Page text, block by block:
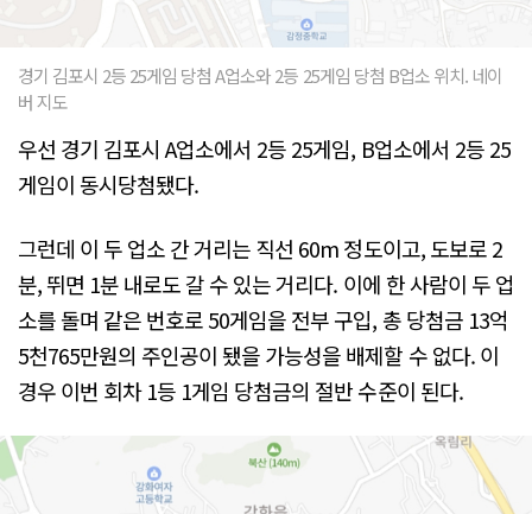
경기 김포시 2등 25게임 당첨 A업소와 2등 25게임 당첨 B업소 위치. 네이
버 지도
우선 경기 김포시 A업소에서 2등 25게임, B업소에서 2등 25
게임이 동시당첨됐다.
그런데 이 두 업소 간 거리는 직선 60m 정도이고, 도보로 2
분, 뛰면 1분 내로도 갈 수 있는 거리다. 이에 한 사람이 두 업
소를 돌며 같은 번호로 50게임을 전부 구입, 총 당첨금 13억
5천765만원의 주인공이 됐을 가능성을 배제할 수 없다. 이
경우 이번 회차 1등 1게임 당첨금의 절반 수준이 된다.